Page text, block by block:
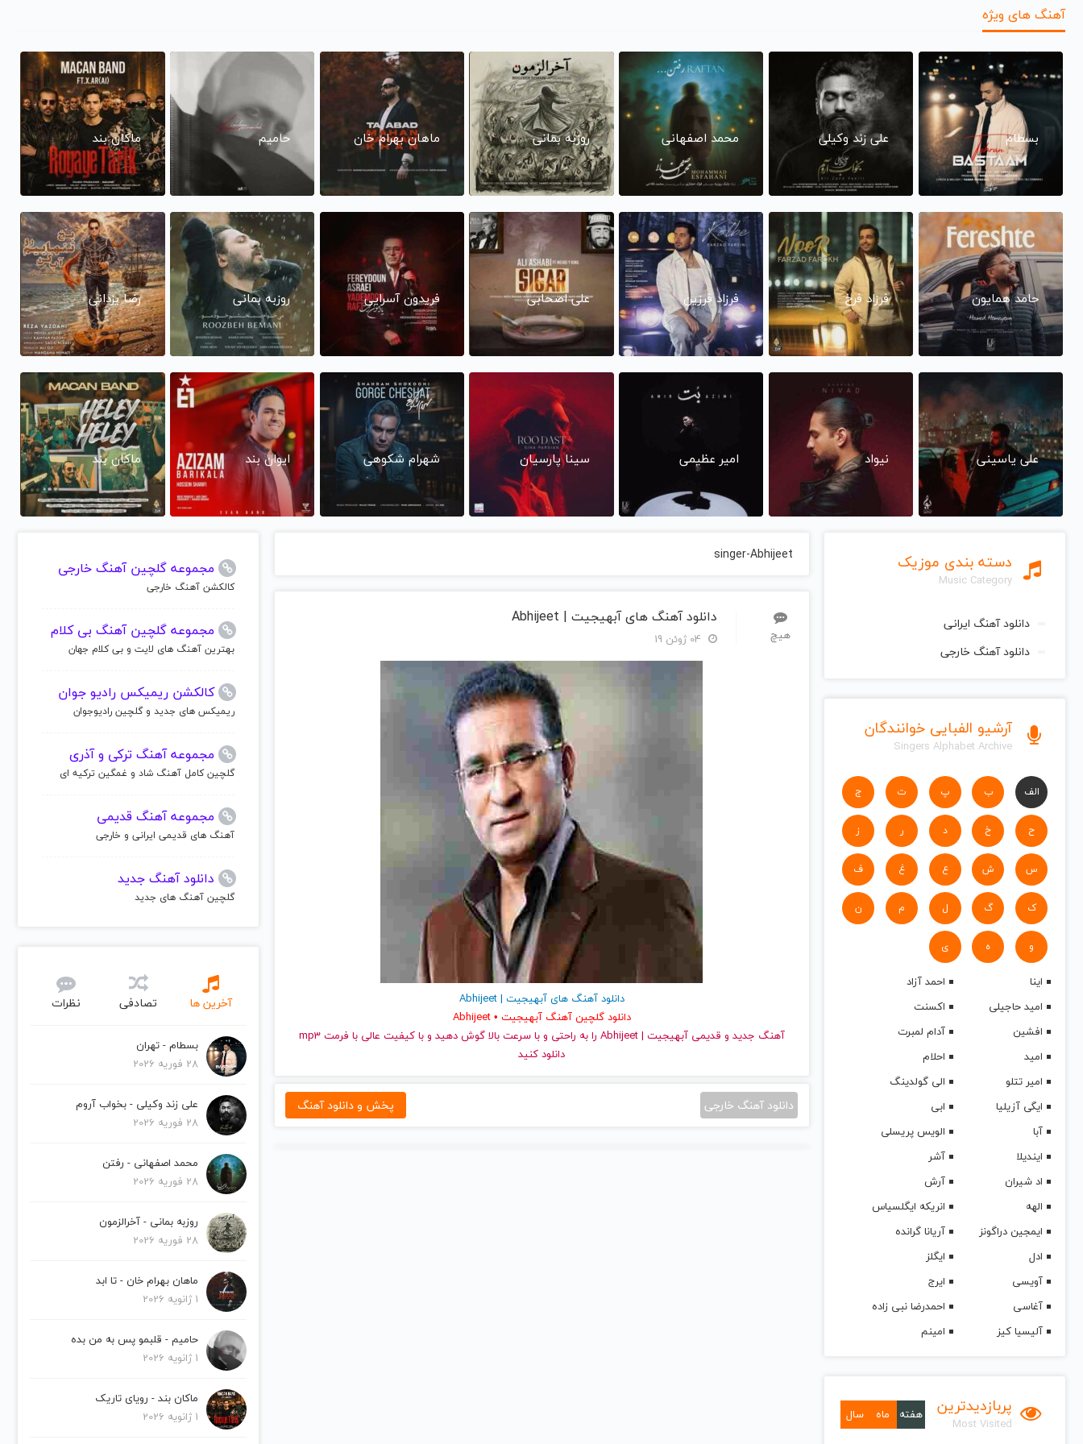
آهنگ های ویژه
بسطام علی زند وکیلی محمد اصفهانی روزبه بمانی ماهان بهرام خان حامیم ماکان بند
حامد همایون فرزاد فرخ فرزاد فرزین علی اصحابی فریدون آسرایی روزبه بمانی رضا یزدانی
علی یاسینی نیواد امیر عظیمی سینا پارسیان شهرام شکوهی ایوان بند ماکان بند
دسته بندی موزیک
Music Category
دانلود آهنگ ایرانی
دانلود آهنگ خارجی
آرشیو الفبایی خوانندگان
Singers Alphabet Archive
الف ب پ ت ج
ح خ د ر ز
س ش ع غ ف
ک گ ل م ن
و ه ی
اینا
احمد آزاد
امید حاجیلی
اکسنت
افشین
آدام لمبرت
امید
احلام
امیر تتلو
الی گولدینگ
ایگی آزیلیا
ابی
آبا
الویس پریسلی
ایندیلا
آشر
اد شیران
آرش
الهه
انریکه ایگلسیاس
ایمجین دراگونز
آریانا گرانده
ادل
ایگلز
آویسی
ایرج
آغاسی
احمدرضا نبی زاده
آلیسیا کیز
امینم
پربازدیدترین
Most Visited
هفته ماه سال
singer-Abhijeet
هیچ
دانلود آهنگ های آبهیجیت | Abhijeet
دانلود آهنگ های آبهیجیت | Abhijeet
دانلود گلچین آهنگ آبهیجیت • Abhijeet
آهنگ جدید
و قدیمی آبهیجیت | Abhijeet را به راحتی و با سرعت بالا گوش دهید و با کیفیت عالی با فرمت mp3
دانلود کنید
دانلود آهنگ خارجی پخش و دانلود آهنگ
مجموعه گلچین آهنگ خارجی
کالکشن آهنگ خارجی
مجموعه گلچین آهنگ بی کلام
بهترین آهنگ های لایت و بی کلام جهان
کالکشن ریمیکس رادیو جوان
ریمیکس های جدید و گلچین رادیوجوان
مجموعه آهنگ ترکی و آذری
گلچین کامل آهنگ شاد و غمگین ترکیه ای
مجموعه آهنگ قدیمی
آهنگ های قدیمی ایرانی و خارجی
دانلود آهنگ جدید
گلچین آهنگ های جدید
آخرین ها تصادفی نظرات
بسطام - تهران
28 فوریه 2026
علی زند وکیلی - بخواب آروم
28 فوریه 2026
محمد اصفهانی - رفتن
28 فوریه 2026
روزبه بمانی - آخرالزمون
28 فوریه 2026
ماهان بهرام خان - تا ابد
1 ژانویه 2026
حامیم - قلبمو پس به من بده
1 ژانویه 2026
ماکان بند - رویای تاریک
1 ژانویه 2026